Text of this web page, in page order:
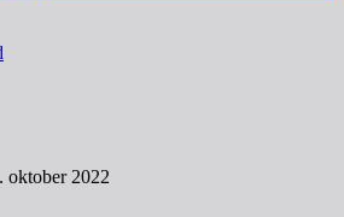
oktober 2022